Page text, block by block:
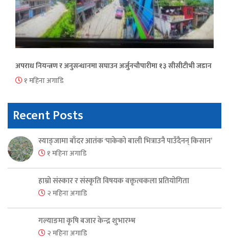
अपराध नियन्त्रण र अनुसन्धानमा सघाउन अर्जुनचौपारीमा १३ सीसीटीभी जडान
१ महिना अगाडि
Recent Posts
स्याङ्जामा बाँदर आतंक ‘पाकेको बाली भित्राउनै पाउँदैनन् किसान’
१ महिना अगाडि
हाम्रो संस्कार र संस्कृति विषयक वक्तृत्वकला प्रतियोगिता
२ महिना अगाडि
गल्याङमा कृषि बजार केन्द्र शुभारम्भ
२ महिना अगाडि